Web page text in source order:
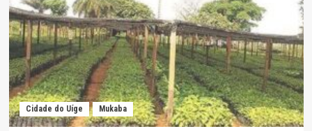
Cidade do Uíge Mukaba